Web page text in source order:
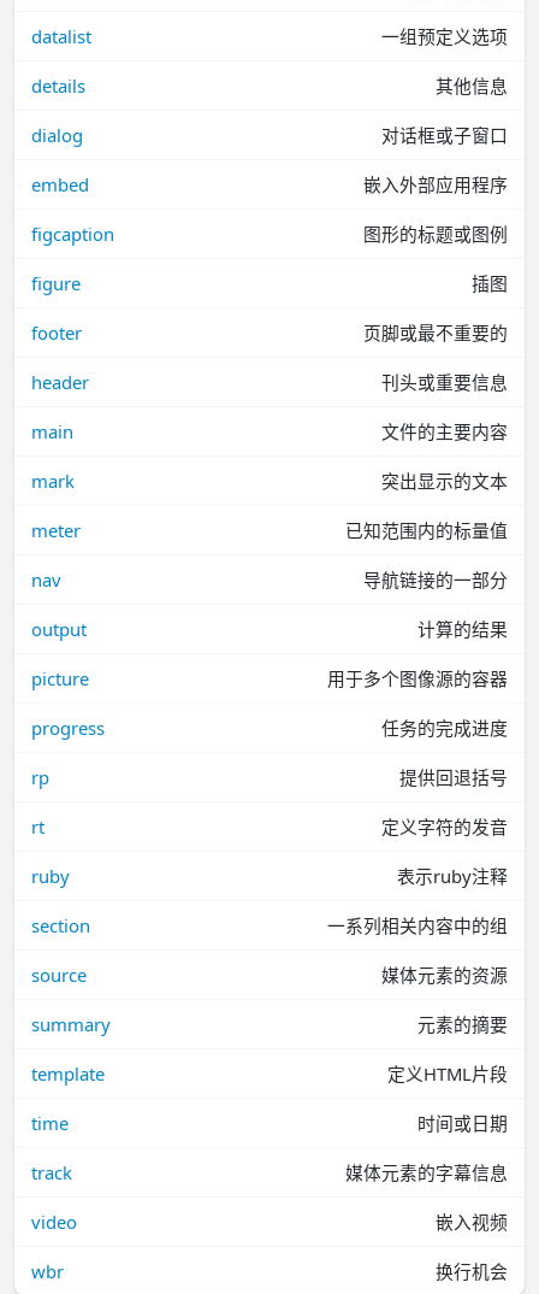
datalist 一组预定义选项
details 其他信息
dialog 对话框或子窗口
embed 嵌入外部应用程序
figcaption 图形的标题或图例
figure 插图
footer 页脚或最不重要的
header 刊头或重要信息
main 文件的主要内容
mark 突出显示的文本
meter 已知范围内的标量值
nav 导航链接的一部分
output 计算的结果
picture 用于多个图像源的容器
progress 任务的完成进度
rp 提供回退括号
rt 定义字符的发音
ruby 表示ruby注释
section 一系列相关内容中的组
source 媒体元素的资源
summary 元素的摘要
template 定义HTML片段
time 时间或日期
track 媒体元素的字幕信息
video 嵌入视频
wbr 换行机会